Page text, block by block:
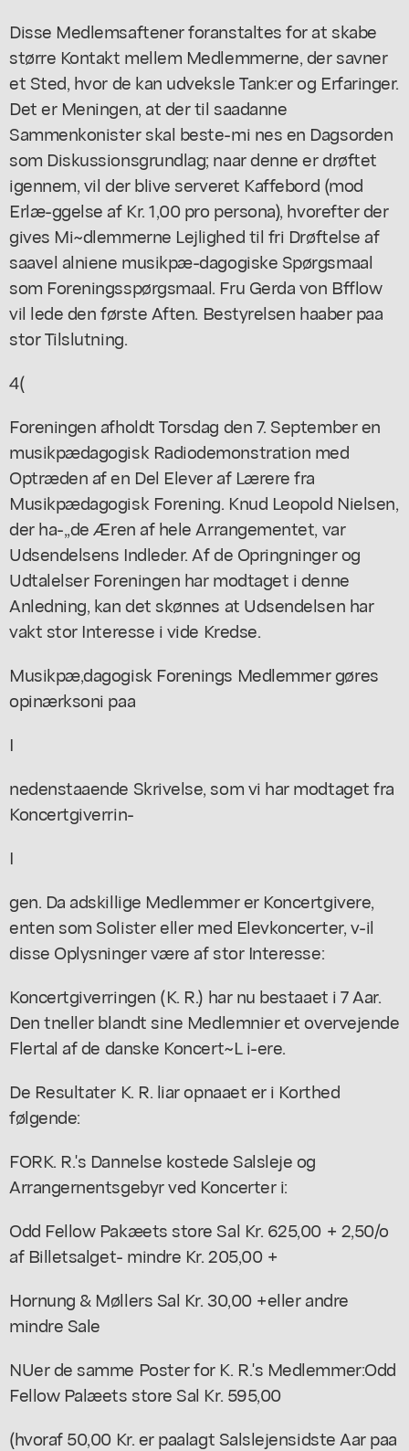
Disse Medlemsaftener foranstaltes for at skabe
større Kontakt mellem Medlemmerne, der savner
et Sted, hvor de kan udveksle Tank:er og Erfaringer.
Det er Meningen, at der til saadanne
Sammenkonister skal beste-mi nes en Dagsorden
som Diskussionsgrundlag; naar denne er drøftet
igennem, vil der blive serveret Kaffebord (mod
Erlæ-ggelse af Kr. 1,00 pro persona), hvorefter der
gives Mi~dlemmerne Lejlighed til fri Drøftelse af
saavel alniene musikpæ-dagogiske Spørgsmaal
som Foreningsspørgsmaal. Fru Gerda von Bfflow
vil lede den første Aften. Bestyrelsen haaber paa
stor Tilslutning.
4(
Foreningen afholdt Torsdag den 7. September en
musikpædagogisk Radiodemonstration med
Optræden af en Del Elever af Lærere fra
Musikpædagogisk Forening. Knud Leopold Nielsen,
der ha-,,de Æren af hele Arrangementet, var
Udsendelsens Indleder. Af de Opringninger og
Udtalelser Foreningen har modtaget i denne
Anledning, kan det skønnes at Udsendelsen har
vakt stor Interesse i vide Kredse.
Musikpæ,dagogisk Forenings Medlemmer gøres
opinærksoni paa
I
nedenstaaende Skrivelse, som vi har modtaget fra
Koncertgiverrin-
I
gen. Da adskillige Medlemmer er Koncertgivere,
enten som Solister eller med Elevkoncerter, v-il
disse Oplysninger være af stor Interesse:
Koncertgiverringen (K. R.) har nu bestaaet i 7 Aar.
Den tneller blandt sine Medlemnier et overvejende
Flertal af de danske Koncert~L i-ere.
De Resultater K. R. liar opnaaet er i Korthed
følgende:
FORK. R.'s Dannelse kostede Salsleje og
Arrangernentsgebyr ved Koncerter i:
Odd Fellow Pakæets store Sal Kr. 625,00 + 2,50/o
af Billetsalget- mindre Kr. 205,00 +
Hornung & Møllers Sal Kr. 30,00 +eller andre
mindre Sale
NUer de samme Poster for K. R.'s Medlemmer:Odd
Fellow Palæets store Sal Kr. 595,00
(hvoraf 50,00 Kr. er paalagt Salslejensidste Aar paa